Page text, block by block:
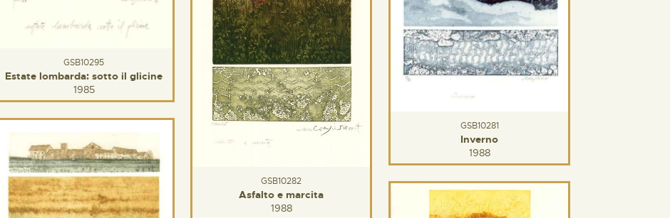
GSB10295
Estate lombarda: sotto il glicine
1985
GSB10282
Asfalto e marcita
1988
GSB10281
Inverno
1988